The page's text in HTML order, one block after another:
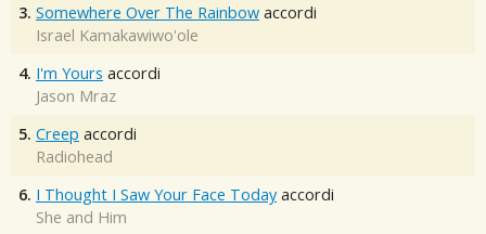
3. Somewhere Over The Rainbow accordi
Israel Kamakawiwo'ole
4. I'm Yours accordi
Jason Mraz
5. Creep accordi
Radiohead
6. I Thought I Saw Your Face Today accordi
She and Him